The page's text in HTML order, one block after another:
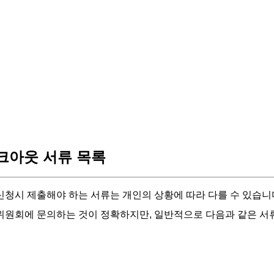
아웃 서류 목록
청시 제출해야 하는 서류는 개인의 상황에 따라 다를 수 있습
원회에 문의하는 것이 정확하지만, 일반적으로 다음과 같은 서